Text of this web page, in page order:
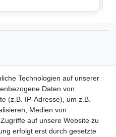
Technologien auf unserer
Daten von
(z.B. IP-Adresse), um z.B.
Medien von
auf unsere Website zu
erfolgt erst durch gesetzte